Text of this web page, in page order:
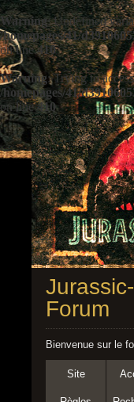
Warning: Undefined
/homepages/41/
on line410
Warning: Trying to
/homepages/41/
on line410
Forum
Bienvenue sur le
Site